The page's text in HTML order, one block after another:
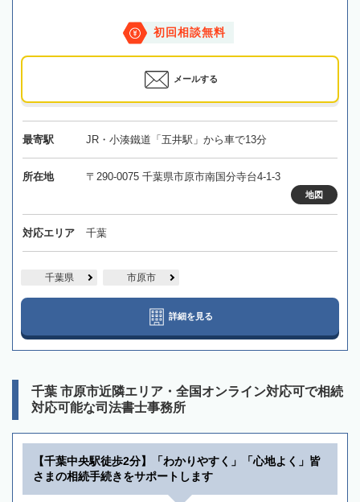
初回相談無料
メールする
最寄駅 JR・小湊鐵道「五井駅」から車で13分
所在地 〒290-0075 千葉県市原市南国分寺台4-1-3
地図
対応エリア 千葉
千葉県 市原市
詳細を見る
千葉 市原市近隣エリア・全国オンライン対応可で相続
対応可能な司法書士事務所
【千葉中央駅徒歩2分】「わかりやすく」「心地よく」皆
さまの相続手続きをサポートします